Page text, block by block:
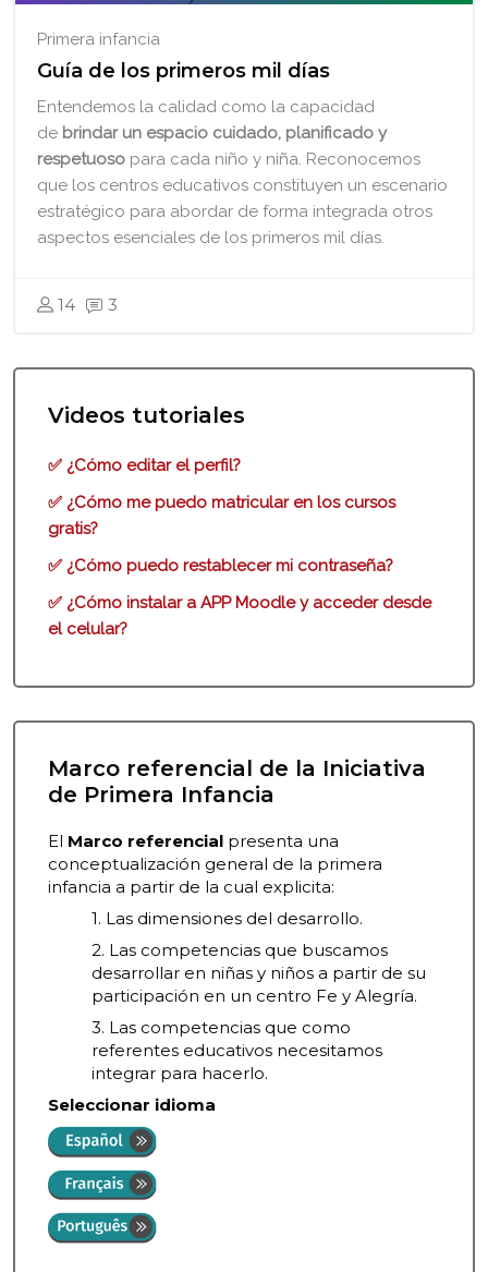
Primera infancia
Guía de los primeros mil días
Entendemos la calidad como la capacidad
de brindar un espacio cuidado, planificado y
respetuoso para cada niño y niña. Reconocemos
que los centros educativos constituyen un escenario
estratégico para abordar de forma integrada otros
aspectos esenciales de los primeros mil días.
14 3
Videos tutoriales
✅ ¿Cómo editar el perfil?
✅ ¿Cómo me puedo matricular en los cursos
gratis?
✅ ¿Cómo puedo restablecer mi contraseña?
✅ ¿Cómo instalar a APP Moodle y acceder desde
el celular?
Salta Marco referencial de la Iniciativa de Primera
Marco referencial de la Iniciativa
de Primera Infancia
El Marco referencial presenta una
conceptualización general de la primera
infancia a partir de la cual explicita:
1. Las dimensiones del desarrollo.
2. Las competencias que buscamos
desarrollar en niñas y niños a partir de su
participación en un centro Fe y Alegría.
3. Las competencias que como
referentes educativos necesitamos
integrar para hacerlo.
Seleccionar idioma